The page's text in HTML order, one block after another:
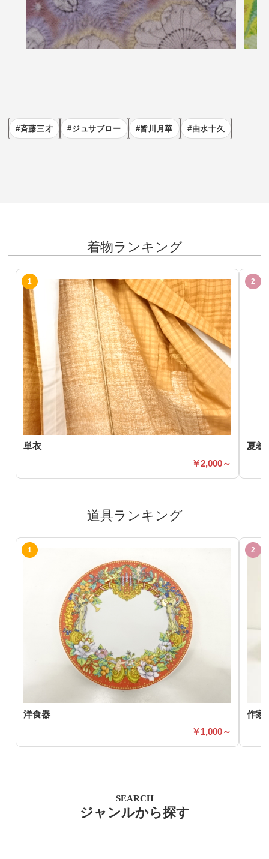
斉藤三才 ジュサブロー 皆川月華 由水十久
着物ランキング
単衣
2,000～
夏着
道具ランキング
洋食器
1,000～
作家
SEARCH
ジャンルから探す